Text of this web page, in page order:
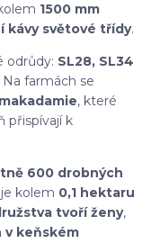
1500 mm
kávy světové třídy.
odrůdy: SL28, SL34
farmách se
makadamie, které
přispívají k
600 drobných
kolem 0,1 hektaru
tvoří ženy,
v keňském